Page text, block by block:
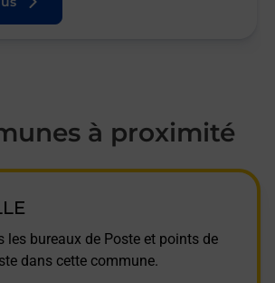
à proximité
les bureaux de Poste et points de
dans cette commune.